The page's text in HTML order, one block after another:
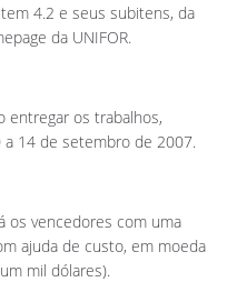
4.2 e seus subitens, da
da UNIFOR.
entregar os trabalhos,
14 de setembro de 2007.
os vencedores com uma
ajuda de custo, em moeda
mil dólares).